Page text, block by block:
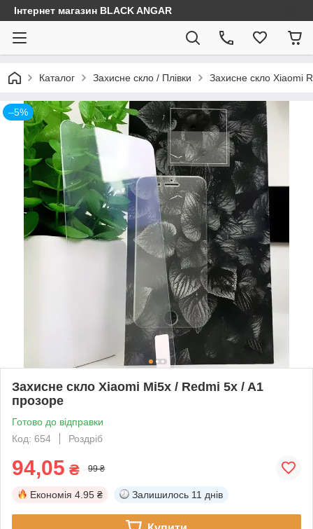
Інтернет магазин BLACK ANGAR
Каталог Захисне скло / Плівки Захисне скло Xiaomi
–5%
Захисне скло Xiaomi Mi5x / Redmi 5x / A1
прозоре
Готово до відправки
Код: 654
Роздріб
94,05 ₴ 99 ₴
Економія 4.95 ₴ Залишилось 11 днів